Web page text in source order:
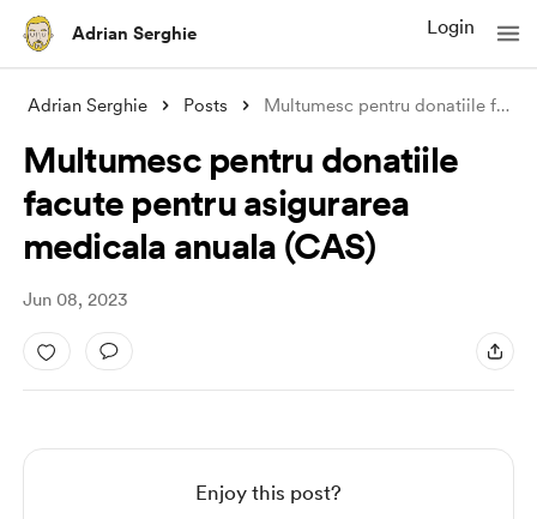
Adrian Serghie Login
Adrian Serghie Posts Multumesc pentru donatiile facute pentru
Multumesc pentru donatiile
facute pentru asigurarea
medicala anuala (CAS)
Jun 08, 2023
Enjoy this post?